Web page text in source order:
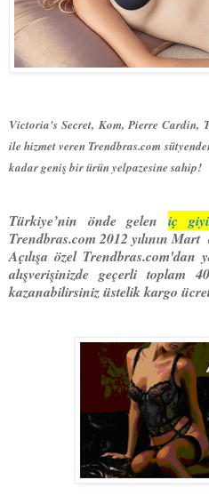
Victoria's Secret, Kom, Pierre Cardin,
ile hizmet veren Trendbras.com
kadar geniş bir ürün yelpazesine sahip!
Türkiye’nin önde geleniç
Trendbras.com 2012 yılının
Açılışa özel Trendbras.com'dan
alışverişinizde geçerli toplam
kazanabilirsiniz üstelik kargo